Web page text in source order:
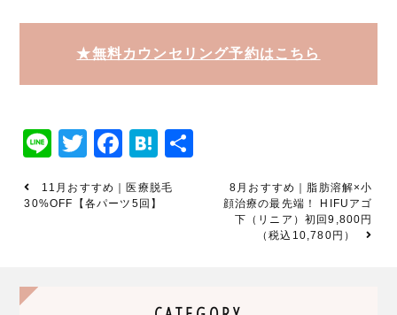
★無料カウンセリング予約はこちら
LineTwitter
Facebook
Hatena
11月おすすめ｜医療脱毛
30%OFF【各パーツ5回】
8月おすすめ｜脂肪溶解×小
顔治療の最先端！ HIFUアゴ
下（リニア）初回9,800円
（税込10,780円）